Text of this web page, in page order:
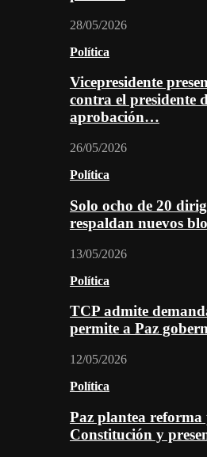
28/05/2026
Política
Vicepresidente
contra el presidente
aprobación…
26/05/2026
Política
Solo ocho de 20
respaldan nuevos
13/05/2026
Política
TCP admite
permite a Paz
12/05/2026
Política
Paz plantea reforma
Constitución y